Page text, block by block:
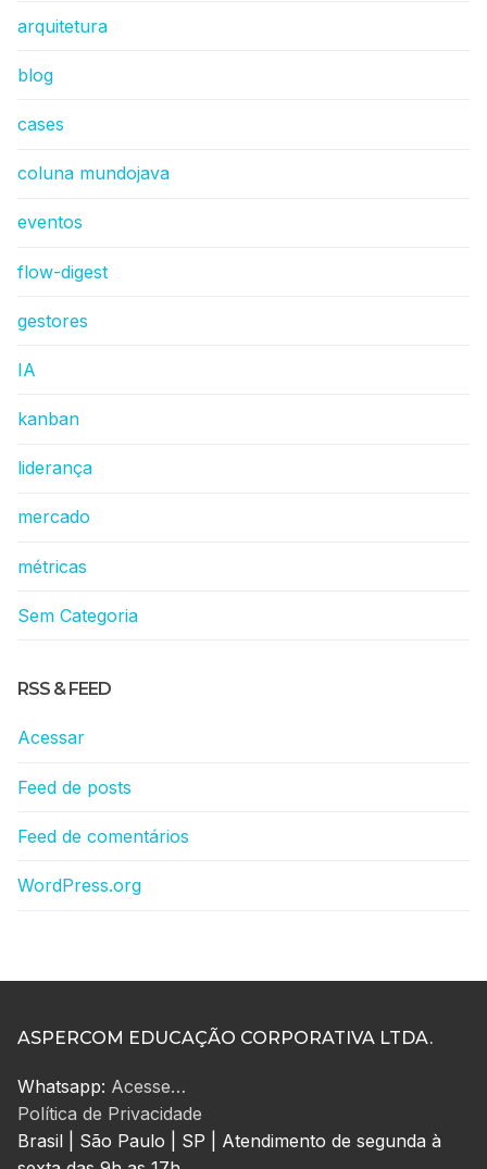
arquitetura
blog
cases
coluna mundojava
eventos
flow-digest
gestores
IA
kanban
liderança
mercado
métricas
Sem Categoria
RSS & FEED
Acessar
Feed de posts
Feed de comentários
WordPress.org
ASPERCOM EDUCAÇÃO CORPORATIVA LTDA.
Whatsapp: Acesse…
Política de Privacidade
Brasil | São Paulo | SP | Atendimento de segunda à